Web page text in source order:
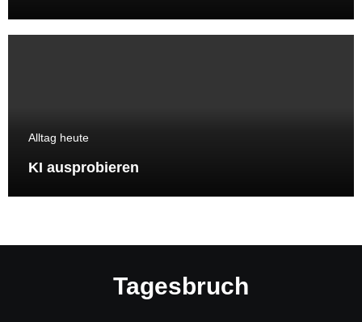
Alltag heute
KI ausprobieren
Tagesbruch